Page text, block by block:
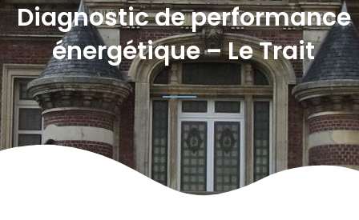
Diagnostic de performance
énergétique – Le Trait